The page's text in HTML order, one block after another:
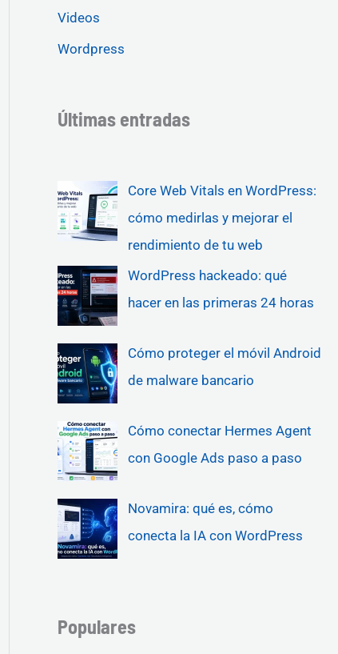
Videos
Wordpress
Últimas entradas
Core Web Vitals en WordPress:
cómo medirlas y mejorar el
rendimiento de tu web
WordPress hackeado: qué
hacer en las primeras 24 horas
Cómo proteger el móvil Android
de malware bancario
Cómo conectar Hermes Agent
con Google Ads paso a paso
Novamira: qué es, cómo
conecta la IA con WordPress
Populares